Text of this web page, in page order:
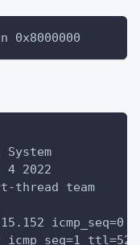
2022
thread team
icmp_seq=1